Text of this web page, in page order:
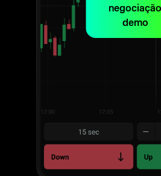
negociação
demo